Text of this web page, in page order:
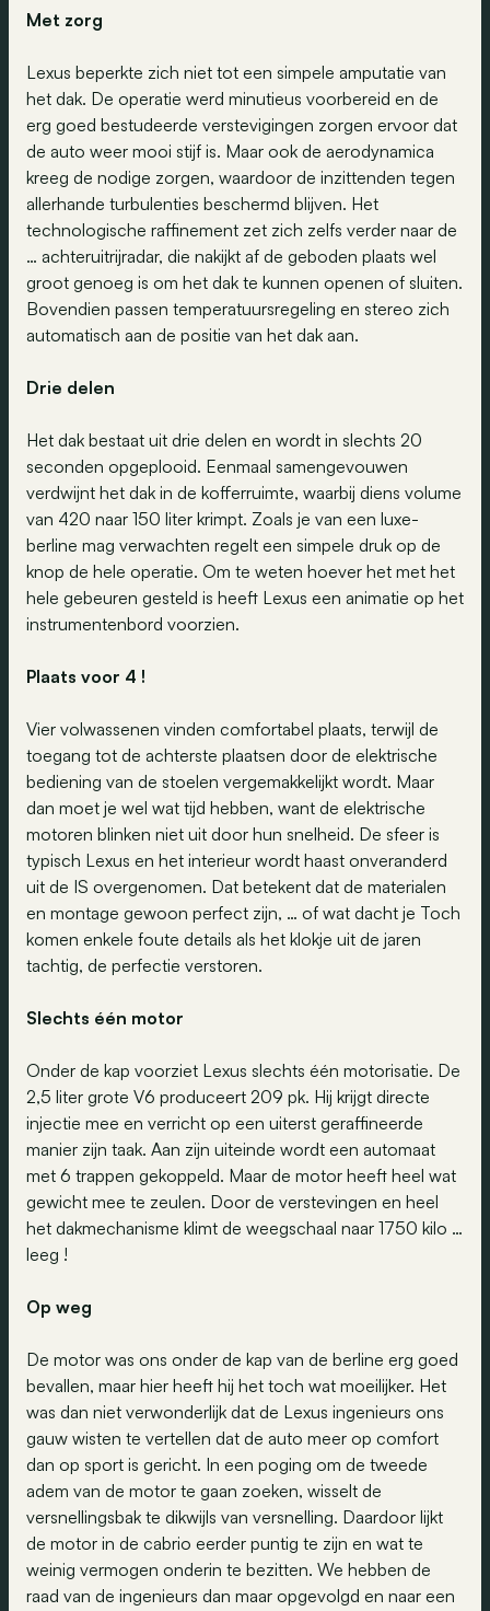
Met zorg
Lexus beperkte zich niet tot een simpele amputatie van
het dak. De operatie werd minutieus voorbereid en de
erg goed bestudeerde verstevigingen zorgen ervoor dat
de auto weer mooi stijf is. Maar ook de aerodynamica
kreeg de nodige zorgen, waardoor de inzittenden tegen
allerhande turbulenties beschermd blijven. Het
technologische raffinement zet zich zelfs verder naar de
… achteruitrijradar, die nakijkt af de geboden plaats wel
groot genoeg is om het dak te kunnen openen of sluiten.
Bovendien passen temperatuursregeling en stereo zich
automatisch aan de positie van het dak aan.
Drie delen
Het dak bestaat uit drie delen en wordt in slechts 20
seconden opgeplooid. Eenmaal samengevouwen
verdwijnt het dak in de kofferruimte, waarbij diens volume
van 420 naar 150 liter krimpt. Zoals je van een luxe-
berline mag verwachten regelt een simpele druk op de
knop de hele operatie. Om te weten hoever het met het
hele gebeuren gesteld is heeft Lexus een animatie op het
instrumentenbord voorzien.
Plaats voor 4 !
Vier volwassenen vinden comfortabel plaats, terwijl de
toegang tot de achterste plaatsen door de elektrische
bediening van de stoelen vergemakkelijkt wordt. Maar
dan moet je wel wat tijd hebben, want de elektrische
motoren blinken niet uit door hun snelheid. De sfeer is
typisch Lexus en het interieur wordt haast onveranderd
uit de IS overgenomen. Dat betekent dat de materialen
en montage gewoon perfect zijn, … of wat dacht je Toch
komen enkele foute details als het klokje uit de jaren
tachtig, de perfectie verstoren.
Slechts één motor
Onder de kap voorziet Lexus slechts één motorisatie. De
2,5 liter grote V6 produceert 209 pk. Hij krijgt directe
injectie mee en verricht op een uiterst geraffineerde
manier zijn taak. Aan zijn uiteinde wordt een automaat
met 6 trappen gekoppeld. Maar de motor heeft heel wat
gewicht mee te zeulen. Door de verstevingen en heel
het dakmechanisme klimt de weegschaal naar 1750 kilo …
leeg !
Op weg
De motor was ons onder de kap van de berline erg goed
bevallen, maar hier heeft hij het toch wat moeilijker. Het
was dan niet verwonderlijk dat de Lexus ingenieurs ons
gauw wisten te vertellen dat de auto meer op comfort
dan op sport is gericht. In een poging om de tweede
adem van de motor te gaan zoeken, wisselt de
versnellingsbak te dikwijls van versnelling. Daardoor lijkt
de motor in de cabrio eerder puntig te zijn en wat te
weinig vermogen onderin te bezitten. We hebben de
raad van de ingenieurs dan maar opgevolgd en naar een